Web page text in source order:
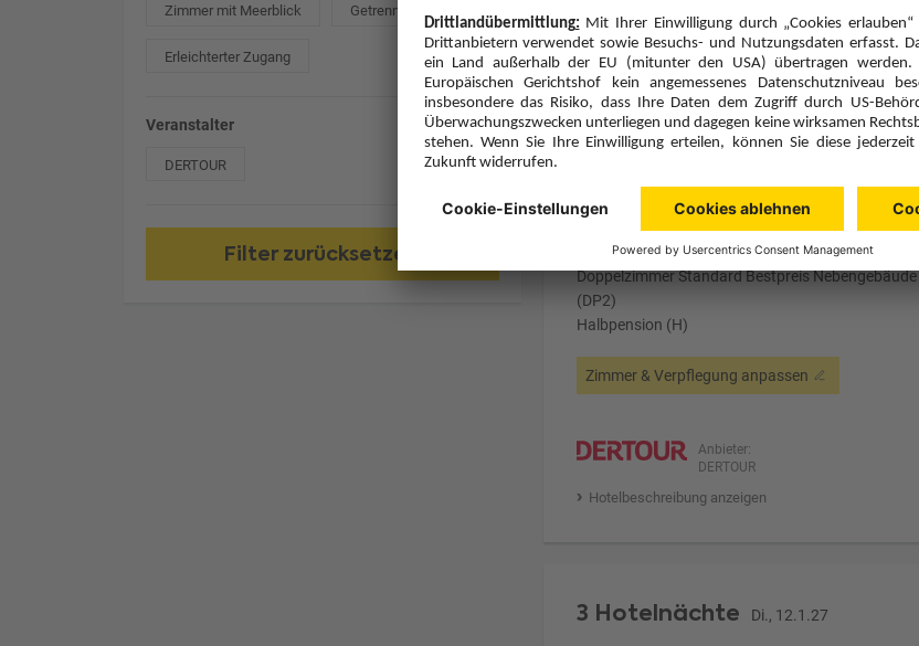
Zimmer mit Meerblick Getrennte Betten
Erleichterter Zugang
Veranstalter
DERTOUR
Filter zurücksetzen
Hotelbeschreibung anzeigen
3 Hotelnächte
Zimmer 1 (2 Erwachsene)
Zimmerpreis ab € 216,-
Doppelzimmer Standard Bestpreis Nebengebäude
(DP2)
Halbpension (H)
Zimmer & Verpflegung anpassen
Anbieter:
DERTOUR
Hotelbeschreibung anzeigen
3 Hotelnächte Di., 12.1.27